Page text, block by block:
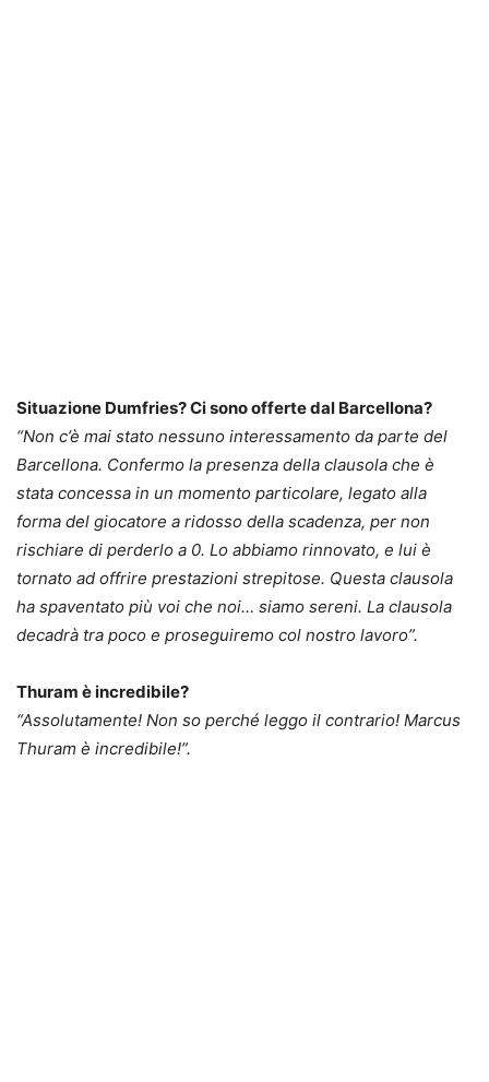
Situazione Dumfries? Ci sono offerte dal Barcellona?
“Non c’è mai stato nessuno interessamento da parte del
Barcellona. Confermo la presenza della clausola che è
stata concessa in un momento particolare, legato alla
forma del giocatore a ridosso della scadenza, per non
rischiare di perderlo a 0. Lo abbiamo rinnovato, e lui è
tornato ad offrire prestazioni strepitose. Questa clausola
ha spaventato più voi che noi… siamo sereni. La clausola
decadrà tra poco e proseguiremo col nostro lavoro”.
Thuram è incredibile?
“Assolutamente! Non so perché leggo il contrario! Marcus
Thuram è incredibile!”.